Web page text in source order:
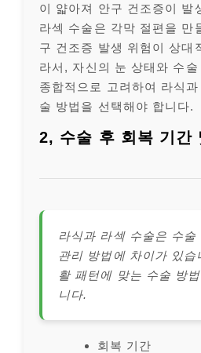
이 얇아져 안구 건조증이 발
라섹 수술은 각막 절편을 만
구 건조증 발생 위험이 상대
라서, 자신의 눈 상태와 수
종합적으로 고려하여 라식
술 방법을 선택해야 합니다.
2, 수술 후 회복 기간
라식과 라섹 수술은 수
관리 방법에 차이가 있
활 패턴에 맞는 수술 방
니다.
회복 기간